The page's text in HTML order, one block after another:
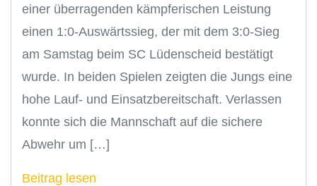
einer überragenden kämpferischen Leistung
einen 1:0-Auswärtssieg, der mit dem 3:0-Sieg
am Samstag beim SC Lüdenscheid bestätigt
wurde. In beiden Spielen zeigten die Jungs eine
hohe Lauf- und Einsatzbereitschaft. Verlassen
konnte sich die Mannschaft auf die sichere
Abwehr um […]
Beitrag lesen